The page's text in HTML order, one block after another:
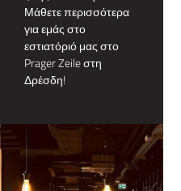
Μάθετε περισσότερα
για εμάς στο
εστιατόριό μας στο
Prager Zeile στη
Δρέσδη!